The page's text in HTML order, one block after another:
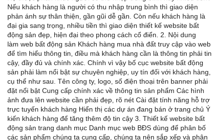
Nếu khách hàng là người có thu nhập trung bình thì giao diện
phản ánh sự thân thiện, gần gũi dễ gần. Còn nếu khách hàng là
đại gia sang trọng, nhiều tiền thì giao diện thiết kế website bất
động sản đẹp, hiện đại theo phong cách cổ điển. 2. Nội dung
làm web bất động sản Khách hàng mua nhà đất truy cập vào web
để tìm hiểu thông tin, điều mà khách hàng cần là thông tin phải tin
cậy, đầy đủ và chính xác. Chính vì vậy bố cục website bất động
sản phải làm nổi bật sự chuyên nghiệp, uy tín đối với khách hàng,
cụ thể như sau. Tên công ty, logo, số điện thoại trên banner phải
đặt nổi bật Cung cấp chính xác về thông tin sản phẩm Các hình
ảnh đưa lên website cần phải đẹp, rõ nét Cài đặt tính năng hỗ trợ
trực tuyến khách hàng Hiển thị các dự án đang bán ở trang chủ Ý
kiến khách hàng để tăng thêm độ tin cậy 3. Thiết kế website bất
động sản trang danh mục Danh mục web BĐS dùng để phân bố
các sản phẩm chúng ta cung cấp, chúng ta nên sắp xếp và phân